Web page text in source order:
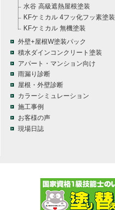
水谷 高級遮熱屋根塗装
KFケミカル 4フッ化フッ素塗装
KFケミカル 無機塗装
外壁+屋根W塗装パック
積水ダインコンクリート塗装
アパート・マンション向け
雨漏り診断
屋根・外壁診断
カラーシミュレーション
施工事例
お客様の声
現場日誌